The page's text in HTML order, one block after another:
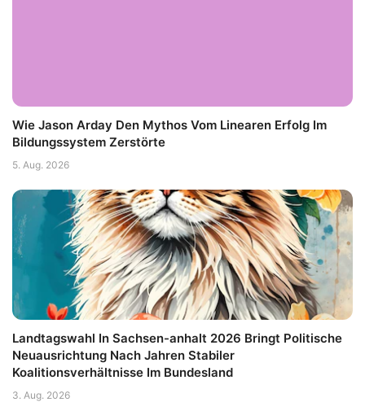
Wie Jason Arday Den Mythos Vom Linearen Erfolg Im
Bildungssystem Zerstörte
5. Aug. 2026
Landtagswahl In Sachsen-anhalt 2026 Bringt Politische
Neuausrichtung Nach Jahren Stabiler
Koalitionsverhältnisse Im Bundesland
3. Aug. 2026